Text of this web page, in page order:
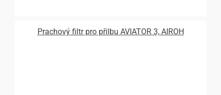
Prachový filtr pro přilbu AVIATOR 3, AIROH